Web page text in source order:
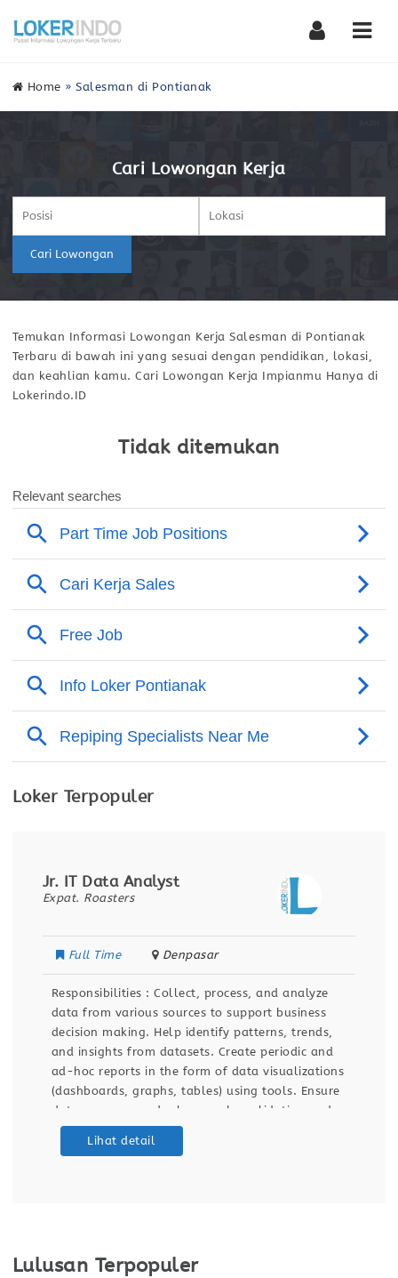
Home »Salesman di Pontianak
Cari Lowongan Kerja
Cari Lowongan
Temukan Informasi Lowongan Kerja Salesman di Pontianak
Terbaru di bawah ini yang sesuai dengan pendidikan, lokasi,
dan keahlian kamu. Cari Lowongan Kerja Impianmu Hanya di
Lokerindo.ID
Tidak ditemukan
Loker Terpopuler
Jr. IT Data Analyst
Expat. Roasters
Full Time Denpasar
Responsibilities : Collect, process, and analyze
data from various sources to support business
decision making. Help identify patterns, trends,
and insights from datasets. Create periodic and
ad-hoc reports in the form of data visualizations
(dashboards, graphs, tables) using tools. Ensure
data accuracy and relevance by validating and
maintaining databases and dashboards. Support
Lihat detail
Lulusan Terpopuler